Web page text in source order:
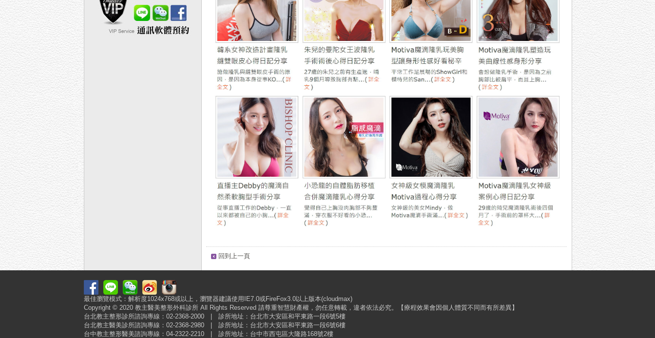
回到上一頁
最佳瀏覽模式：解析度1024x768或以上，瀏覽器建議使用IE7.0或FireFox3.0以上版本(cloudmax)
Copyright © 2020 教主醫美整形外科診所 All Rights Reserved 請尊重智慧財產權，勿任意轉載，違者依法必究。【療程效果會因個人體質不同而有所差異】
台北教主整形診所諮詢專線：02-2368-2000 | 診所地址：台北市大安區和平東路一段6號5樓
台北教主醫美診所諮詢專線：02-2368-2980 | 診所地址：台北市大安區和平東路一段6號6樓
台中教主整形醫美諮詢專線：04-2322-2210 | 診所地址：台中市西屯區大隆路168號2樓